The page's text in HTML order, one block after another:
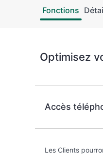
Fonctions
Optimisez
Accès
Les Clients